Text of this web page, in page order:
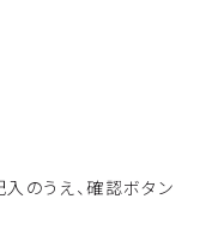
のうえ、確認ボタン